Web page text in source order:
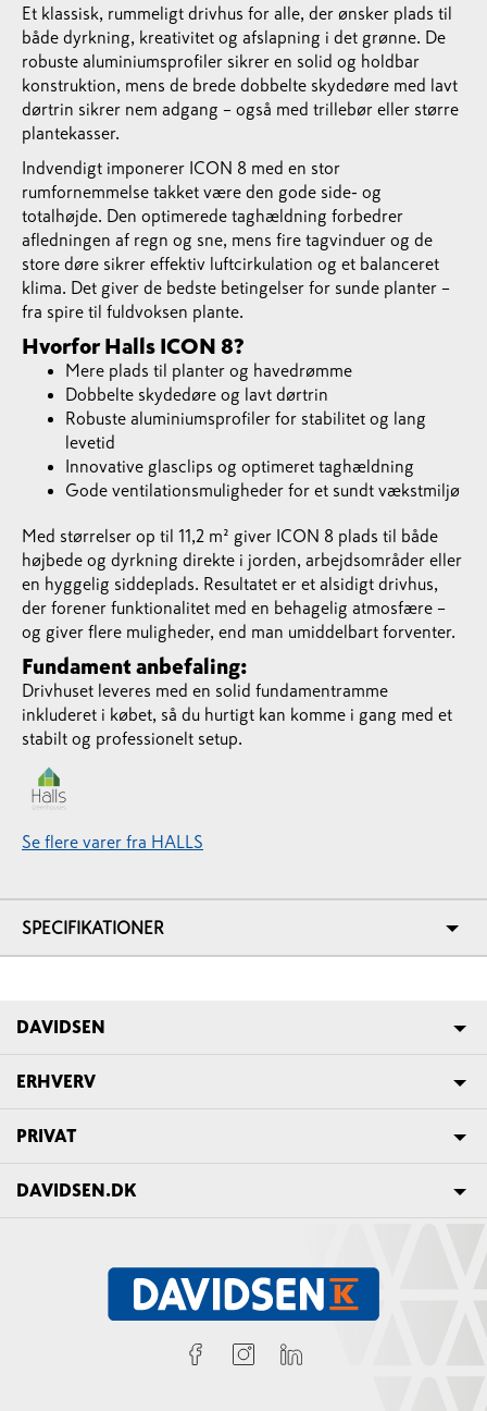
Et klassisk, rummeligt drivhus for alle, der ønsker plads til
både dyrkning, kreativitet og afslapning i det grønne. De
robuste aluminiumsprofiler sikrer en solid og holdbar
konstruktion, mens de brede dobbelte skydedøre med lavt
dørtrin sikrer nem adgang – også med trillebør eller større
plantekasser.
Indvendigt imponerer ICON 8 med en stor
rumfornemmelse takket være den gode side- og
totalhøjde. Den optimerede taghældning forbedrer
afledningen af regn og sne, mens fire tagvinduer og de
store døre sikrer effektiv luftcirkulation og et balanceret
klima. Det giver de bedste betingelser for sunde planter –
fra spire til fuldvoksen plante.
Hvorfor Halls ICON 8?
Mere plads til planter og havedrømme
Dobbelte skydedøre og lavt dørtrin
Robuste aluminiumsprofiler for stabilitet og lang
levetid
Innovative glasclips og optimeret taghældning
Gode ventilationsmuligheder for et sundt vækstmiljø
Med størrelser op til 11,2 m² giver ICON 8 plads til både
højbede og dyrkning direkte i jorden, arbejdsområder eller
en hyggelig siddeplads. Resultatet er et alsidigt drivhus,
der forener funktionalitet med en behagelig atmosfære –
og giver flere muligheder, end man umiddelbart forventer.
Fundament anbefaling:
Drivhuset leveres med en solid fundamentramme
inkluderet i købet, så du hurtigt kan komme i gang med et
stabilt og professionelt setup.
Se flere varer fra HALLS
SPECIFIKATIONER
DAVIDSEN
ERHVERV
PRIVAT
DAVIDSEN.DK